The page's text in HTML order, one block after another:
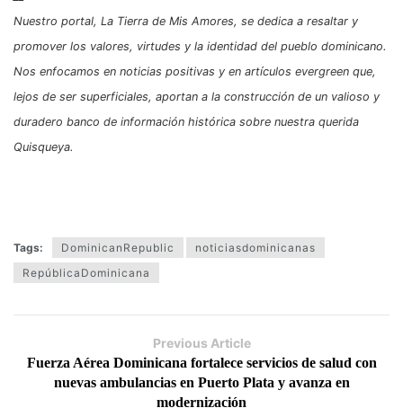
Nuestro portal, La Tierra de Mis Amores, se dedica a resaltar y
promover los valores, virtudes y la identidad del pueblo dominicano.
Nos enfocamos en noticias positivas y en artículos evergreen que,
lejos de ser superficiales, aportan a la construcción de un valioso y
duradero banco de información histórica sobre nuestra querida
Quisqueya.
Tags: DominicanRepublic
noticiasdominicanas
RepúblicaDominicana
Previous Article
Fuerza Aérea Dominicana fortalece servicios de salud con
nuevas ambulancias en Puerto Plata y avanza en
modernización